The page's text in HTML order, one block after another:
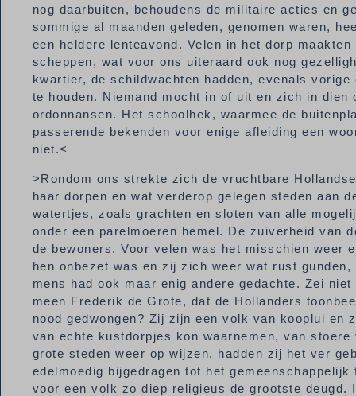
nog daarbuiten, behoudens de militaire acties en
sommige al maanden geleden, genomen waren,
een heldere lenteavond. Velen in het dorp
scheppen, wat voor ons uiteraard ook nog
kwartier, de schildwachten hadden, evenals
te houden. Niemand mocht in of uit en zich in
ordonnansen. Het schoolhek, waarmee de
passerende bekenden voor enige afleiding een
niet.<
>Rondom ons strekte zich de vruchtbare
haar dorpen en wat verderop gelegen steden aan
watertjes, zoals grachten en sloten van alle
onder een parelmoeren hemel. De zuiverheid van
de bewoners. Voor velen was het misschien weer
hen onbezet was en zij zich weer wat rust
mens had ook maar enig andere gedachte. Zei
meen Frederik de Grote, dat de Hollanders
nood gedwongen? Zij zijn een volk van kooplui
van echte kustdorpjes kon waarnemen, van
grote steden weer op wijzen, hadden zij het ver
edelmoedig bijgedragen tot het
voor een volk zo diep religieus de grootste